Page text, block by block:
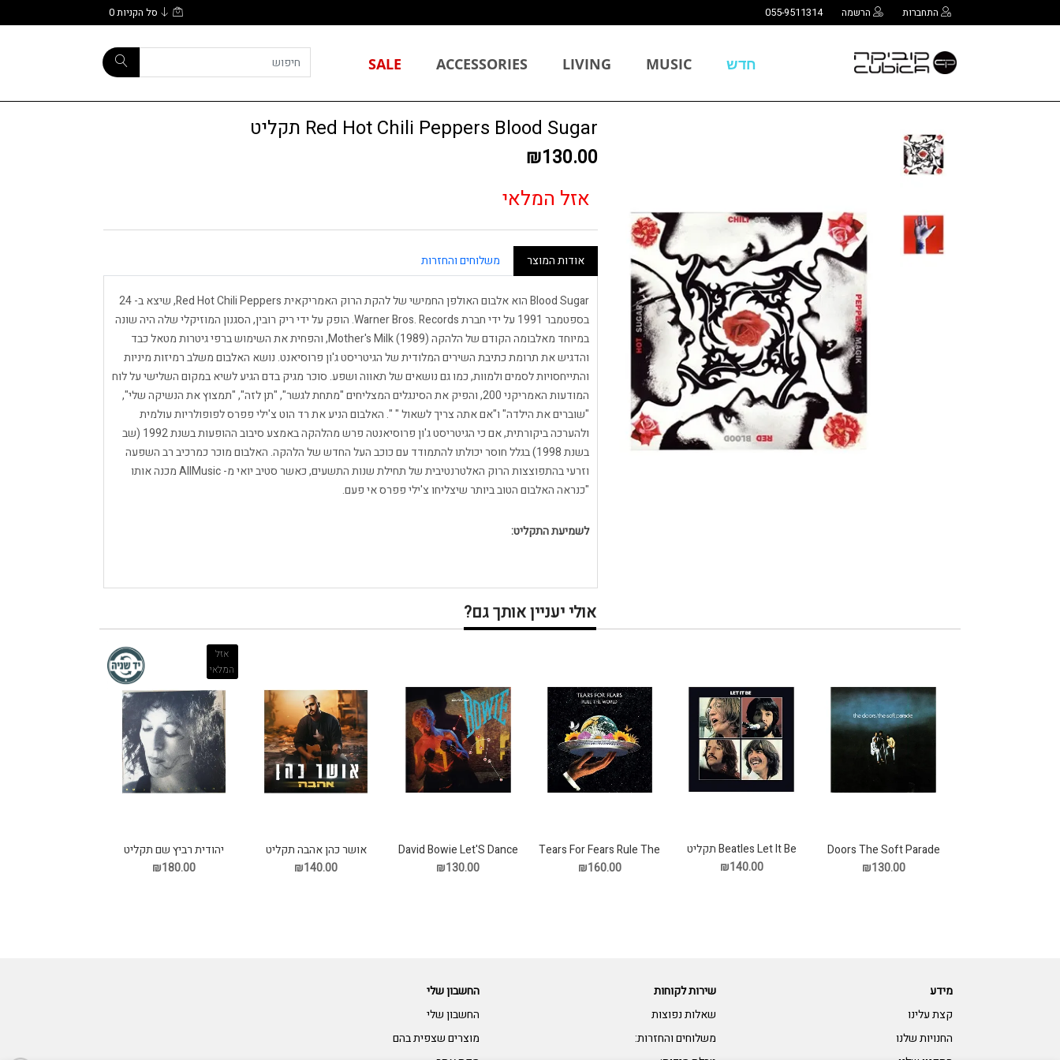
התחברות הרשמה 055-9511314 סל הקניות0
חדש MUSIC
LIVING
ACCESSORIES
SALE
Red Hot Chili Peppers Blood Sugar תקליט
₪130.00
אזל המלאי
אודות המוצר משלוחים והחזרות
Blood Sugar הוא אלבום האולפן החמישי של להקת הרוק האמריקאית Red Hot Chili Peppers, שיצא ב- 24
בספטמבר 1991 על ידי חברת Warner Bros. Records. הופק על ידי ריק רובין, הסגנון המוזיקלי שלה היה שונה
במיוחד מאלבומה הקודם של הלהקה Mother's Milk (1989), והפחית את השימוש ברפי גיטרות מטאל כבד
והדגיש את תרומת כתיבת השירים המלודית של הגיטריסט ג'ון פרוסיאנט. נושא האלבום משלב רמיזות מיניות
והתייחסויות לסמים ולמוות, כמו גם נושאים של תאווה ושפע. סוכר מגיק בדם הגיע לשיא במקום השלישי על לוח
המודעות האמריקני 200, והפיק את הסינגלים המצליחים "מתחת לגשר", "תן לזה", "תמצוץ את הנשיקה שלי",
"שוברים את הילדה" ו"אם אתה צריך לשאול " ". האלבום הניע את רד הוט צ'ילי פפרס לפופולריות עולמית
ולהערכה ביקורתית, אם כי הגיטריסט ג'ון פרוסיאנטה פרש מהלהקה באמצע סיבוב ההופעות בשנת 1992 (שב
בשנת 1998) בגלל חוסר יכולתו להתמודד עם כוכב העל החדש של הלהקה. האלבום מוכר כמרכיב רב השפעה
וזרעי בהתפוצצות הרוק האלטרנטיבית של תחילת שנות התשעים, כאשר סטיב יואי מ- AllMusic מכנה אותו
"כנראה האלבום הטוב ביותר שיצליחו צ'ילי פפרס אי פעם.
לשמיעת התקליט:
אולי יעניין אותך גם?
Doors The Soft Parade
תקליט
₪130.00
Beatles Let It Be תקליט
₪140.00
Tears For Fears Rule The
World תקליט
₪160.00
David Bowie Let'S Dance
תקליט
₪130.00
אושר כהן אהבה תקליט
₪140.00
אזל
המלאי
יהודית רביץ שם תקליט
₪180.00
מידע
קצת עלינו
החנויות שלנו
שירות לקוחות
שאלות נפוצות
משלוחים והחזרות:
החשבון שלי
החשבון שלי
מוצרים שצפית בהם